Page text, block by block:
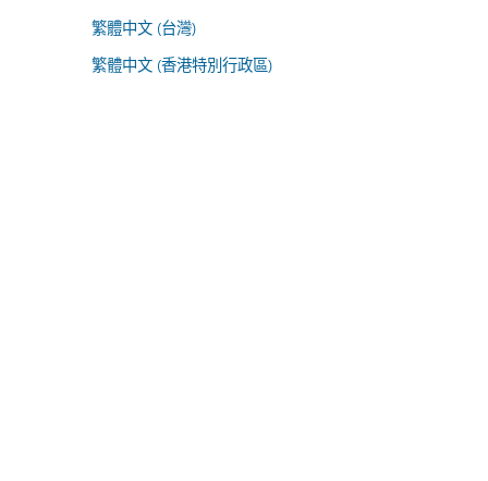
繁體中文 (台灣)
繁體中文 (香港特別行政區)